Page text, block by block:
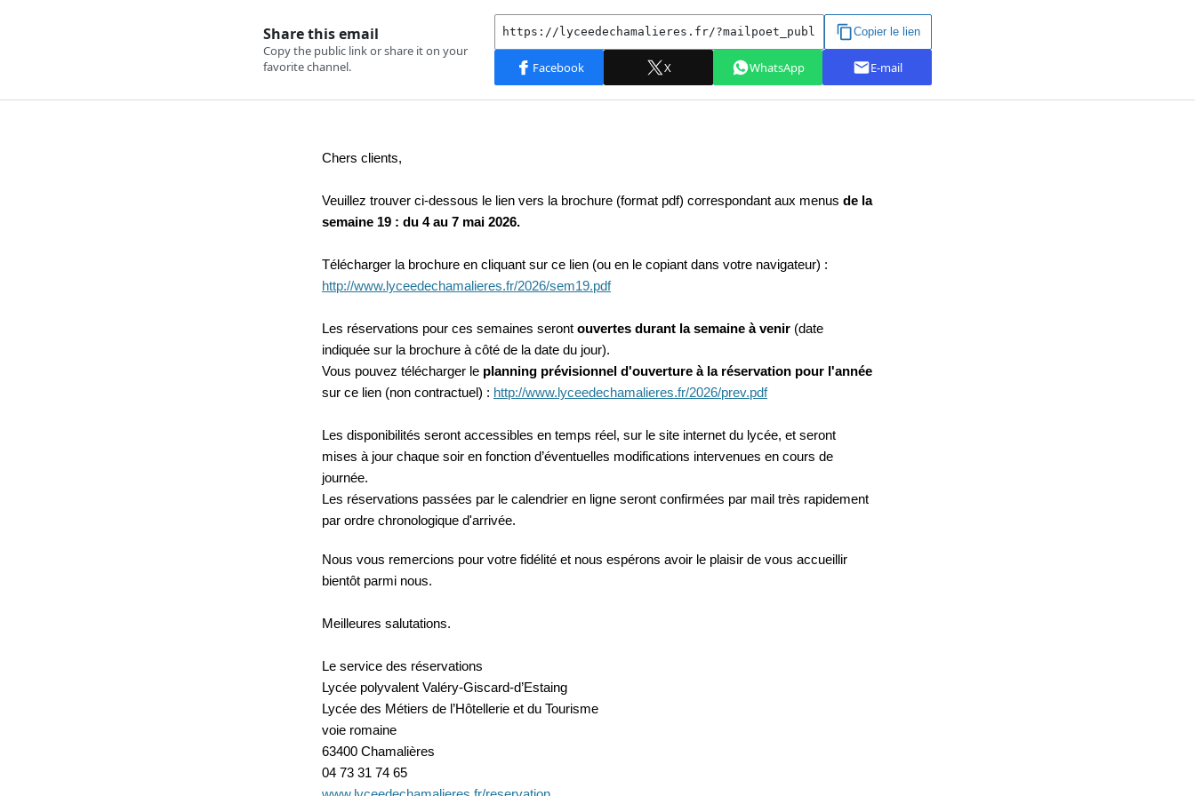
Chers clients,
Veuillez trouver ci-dessous le lien vers la brochure (format pdf) correspondant aux menus de la
semaine 19 : du 4 au 7 mai 2026.
Télécharger la brochure en cliquant sur ce lien (ou en le copiant dans votre navigateur) :
http://www.lyceedechamalieres.fr/2026/sem19.pdf
Les réservations pour ces semaines seront ouvertes durant la semaine à venir (date
indiquée sur la brochure à côté de la date du jour).
Vous pouvez télécharger le planning prévisionnel d'ouverture à la réservation pour l'année
sur ce lien (non contractuel) : http://www.lyceedechamalieres.fr/2026/prev.pdf
Les disponibilités seront accessibles en temps réel, sur le site internet du lycée, et seront
mises à jour chaque soir en fonction d’éventuelles modifications intervenues en cours de
journée.
Les réservations passées par le calendrier en ligne seront confirmées par mail très rapidement
par ordre chronologique d'arrivée.
Nous vous remercions pour votre fidélité et nous espérons avoir le plaisir de vous accueillir
bientôt parmi nous.
Meilleures salutations.
Le service des réservations
Lycée polyvalent Valéry-Giscard-d’Estaing
Lycée des Métiers de l’Hôtellerie et du Tourisme
voie romaine
63400 Chamalières
04 73 31 74 65